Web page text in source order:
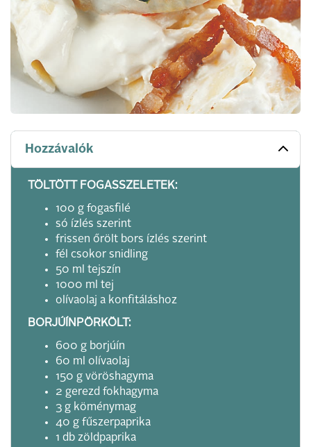
Hozzávalók
TÖLTÖTT FOGASSZELETEK:
100 g fogasfilé
só ízlés szerint
frissen őrölt bors ízlés szerint
fél csokor snidling
50 ml tejszín
1000 ml tej
olívaolaj a konfitáláshoz
BORJÚÍNPÖRKÖLT:
600 g borjúín
60 ml olívaolaj
150 g vöröshagyma
2 gerezd fokhagyma
3 g köménymag
40 g fűszerpaprika
1 db zöldpaprika